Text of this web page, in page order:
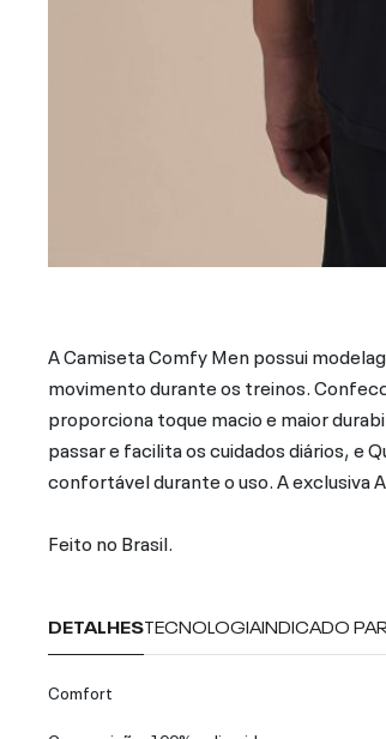
A Camiseta Comfy Men possui
movimento durante os treinos.
proporciona toque macio e maior
passar e facilita os cuidados diários, e
confortável durante o uso. A exclusiva
Feito no Brasil.
DETALHESTECNOLOGIAINDICADO
Comfort